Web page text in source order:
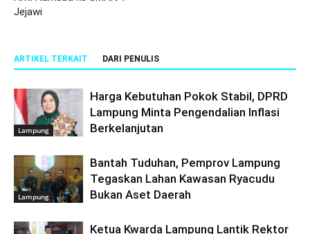
Jejawi
ARTIKEL TERKAIT DARI PENULIS
Lampung
Harga Kebutuhan Pokok Stabil, DPRD
Lampung Minta Pengendalian Inflasi
Berkelanjutan
Lampung
Bantah Tuduhan, Pemprov Lampung
Tegaskan Lahan Kawasan Ryacudu
Bukan Aset Daerah
Ketua Kwarda Lampung Lantik Rektor